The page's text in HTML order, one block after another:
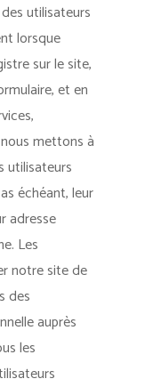
utilisateurs
lorsque
sur le site,
et en
mettons à
utilisateurs
échéant, leur
adresse
Les
notre site de
des
auprès
les